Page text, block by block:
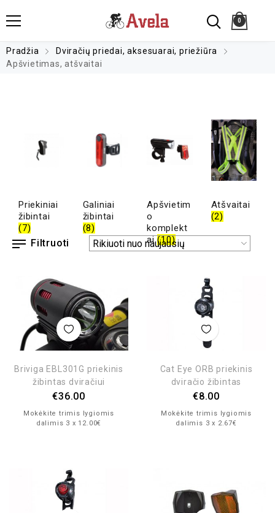
0
Pradžia
Dviračių priedai, aksesuarai, priežiūra
Apšvietimas, atšvaitai
Priekiniai
žibintai
(7)
Galiniai
žibintai
(8)
Apšvietim
o
komplekt
ai(10)
Atšvaitai
(2)
Filtruoti
Briviga EBL301G priekinis
žibintas dviračiui
€36.00
Mokėkite trimis lygiomis
dalimis 3 x 12.00€
Cat Eye ORB priekinis
dviračio žibintas
€8.00
Mokėkite trimis lygiomis
dalimis 3 x 2.67€